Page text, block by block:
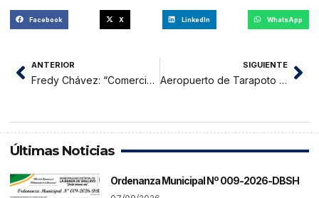
Facebook X LinkedIn WhatsApp
ANTERIOR
Fredy Chávez: “Comercio jugará la Liga 1 en Tarapoto”
SIGUIENTE
Aeropuerto de Tarapoto reinicia los vuelos nocturnos
Últimas Noticias
Ordenanza Municipal Nº 009-2026-DBSH